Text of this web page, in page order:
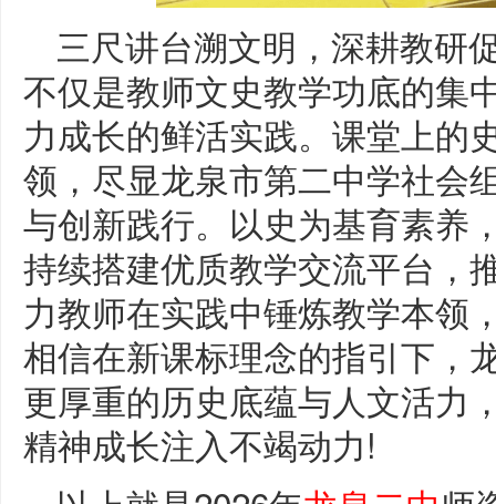
三尺讲台溯文明，深耕教研
不仅是教师文史教学功底的集
力成长的鲜活实践。课堂上的
领，尽显龙泉市第二中学社会
与创新践行。以史为基育素养
持续搭建优质教学交流平台，
力教师在实践中锤炼教学本领
相信在新课标理念的指引下，
更厚重的历史底蕴与人文活力
精神成长注入不竭动力!